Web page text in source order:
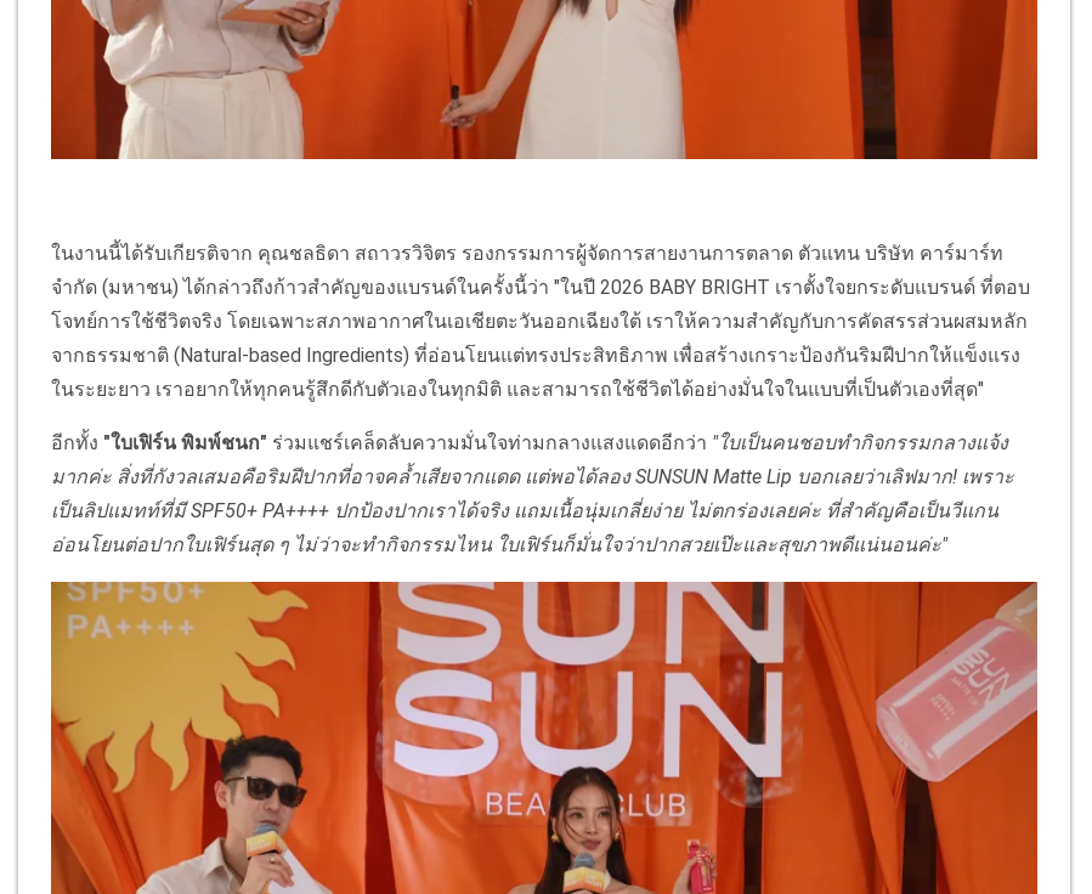
ในงานนี้ได้รับเกียรติจาก คุณชลธิดา สถาวรวิจิตร รองกรรมการผู้จัดการสายงานการตลาด ตัวแทน บริษัท คาร์มาร์ท
จำกัด (มหาชน) ได้กล่าวถึงก้าวสำคัญของแบรนด์ในครั้งนี้ว่า "ในปี 2026 BABY BRIGHT เราตั้งใจยกระดับแบรนด์ ที่ตอบ
โจทย์การใช้ชีวิตจริง โดยเฉพาะสภาพอากาศในเอเชียตะวันออกเฉียงใต้ เราให้ความสำคัญกับการคัดสรรส่วนผสมหลัก
จากธรรมชาติ (Natural-based Ingredients) ที่อ่อนโยนแต่ทรงประสิทธิภาพ เพื่อสร้างเกราะป้องกันริมฝีปากให้แข็งแรง
ในระยะยาว เราอยากให้ทุกคนรู้สึกดีกับตัวเองในทุกมิติ และสามารถใช้ชีวิตได้อย่างมั่นใจในแบบที่เป็นตัวเองที่สุด"
อีกทั้ง "ใบเฟิร์น พิมพ์ชนก" ร่วมแชร์เคล็ดลับความมั่นใจท่ามกลางแสงแดดอีกว่า "ใบเป็นคนชอบทำกิจกรรมกลางแจ้ง
มากค่ะ สิ่งที่กังวลเสมอคือริมฝีปากที่อาจคล้ำเสียจากแดด แต่พอได้ลอง SUNSUN Matte Lip บอกเลยว่าเลิฟมาก! เพราะ
เป็นลิปแมทท์ที่มี SPF50+ PA++++ ปกป้องปากเราได้จริง แถมเนื้อนุ่มเกลี่ยง่าย ไม่ตกร่องเลยค่ะ ที่สำคัญคือเป็นวีแกน
อ่อนโยนต่อปากใบเฟิร์นสุด ๆ ไม่ว่าจะทำกิจกรรมไหน ใบเฟิร์นก็มั่นใจว่าปากสวยเป๊ะและสุขภาพดีแน่นอนค่ะ"